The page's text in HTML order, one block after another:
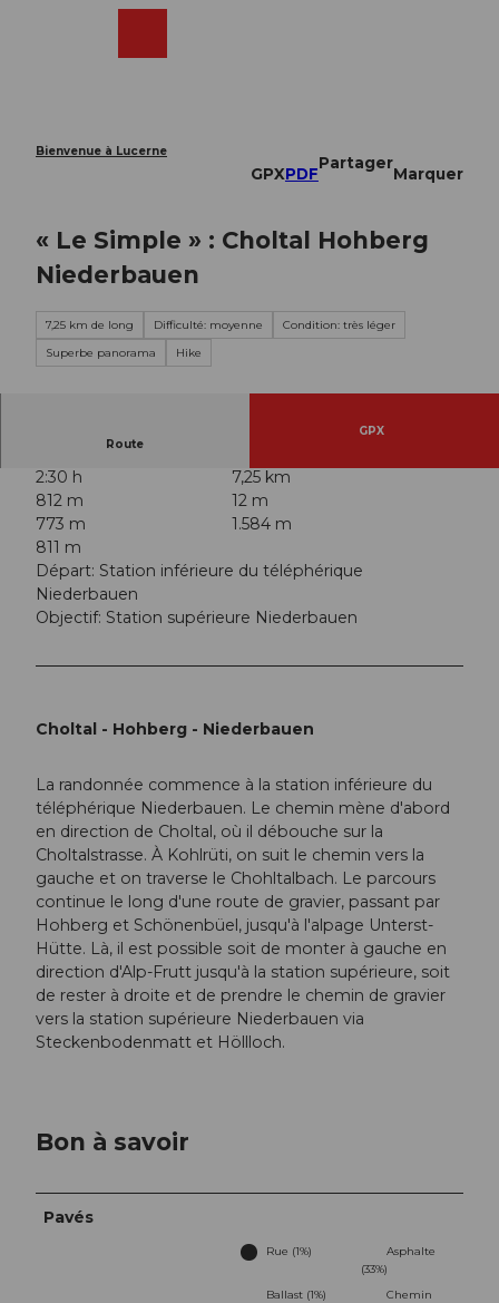
Bienvenue à Lucerne
GPXPDF
Partager
Marquer
« Le Simple » : Choltal Hohberg
Niederbauen
7,25 km de long Difficulté: moyenne
Condition: très léger
Superbe panorama
Hike
Route
GPX
2:30 h
7,25 km
812 m
12 m
773 m
1.584 m
811 m
Départ: Station inférieure du téléphérique
Niederbauen
Objectif: Station supérieure Niederbauen
Choltal - Hohberg - Niederbauen
La randonnée commence à la station inférieure du
téléphérique Niederbauen. Le chemin mène d'abord
en direction de Choltal, où il débouche sur la
Choltalstrasse. À Kohlrüti, on suit le chemin vers la
gauche et on traverse le Chohltalbach. Le parcours
continue le long d'une route de gravier, passant par
Hohberg et Schönenbüel, jusqu'à l'alpage Unterst-
Hütte. Là, il est possible soit de monter à gauche en
direction d'Alp-Frutt jusqu'à la station supérieure, soit
de rester à droite et de prendre le chemin de gravier
vers la station supérieure Niederbauen via
Steckenbodenmatt et Höllloch.
Bon à savoir
Pavés
Rue (1%)
Asphalte
(33%)
Ballast (1%)
Chemin